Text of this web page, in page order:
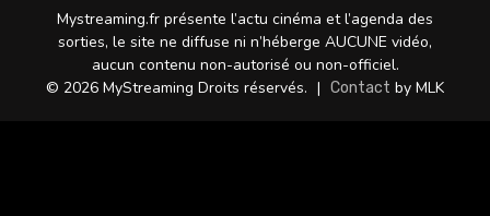
Mystreaming.fr présente l’actu cinéma et l’agenda des
sorties, le site ne diffuse ni n’héberge AUCUNE vidéo,
aucun contenu non-autorisé ou non-officiel.
© 2026 MyStreaming Droits réservés. | Contact by MLK